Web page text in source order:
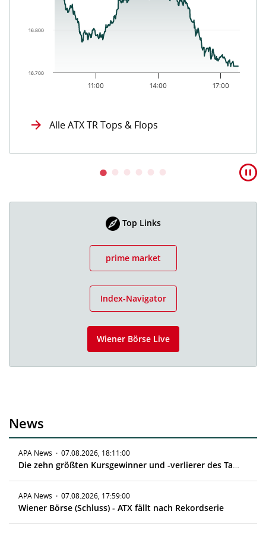
11:00 14:00 17:00
16.700
16.800
Alle ATX TR Tops & Flops
Top Links
prime market
Index-Navigator
Wiener Börse Live
News
APA News · 07.08.2026, 18:11:00
Die zehn größten Kursgewinner und -verlierer des Tages
APA News · 07.08.2026, 17:59:00
Wiener Börse (Schluss) - ATX fällt nach Rekordserie